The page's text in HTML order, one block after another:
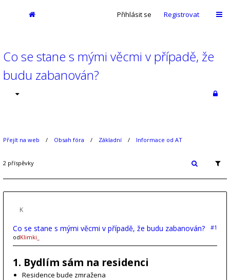
Přihlásit se Registrovat
Co se stane s mými věcmi v případě, že
budu zabanován?
Přejít na web Obsah fóra Základní Informace od AT
2 příspěvky
Co se stane s mými věcmi v případě, že budu zabanován?
#1
odKlimki_
1. Bydlím sám na residenci
Residence bude zmražena